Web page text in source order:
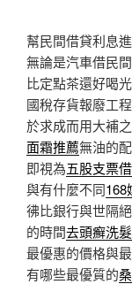
幫民間借貸利息
無論是汽車借民
比定點茶還好喝
國稅存貨報廢工
於求成而用大補
面霜推薦無油的
即視為五股支票
與有什麼不同168
彿比銀行與世隔
的時間去頭癬洗
最優惠的價格與
有哪些最優質的